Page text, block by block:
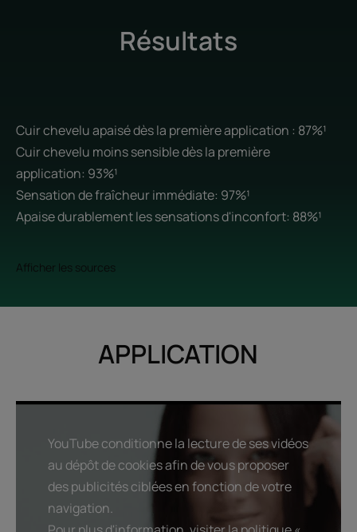
Résultats
Cuir chevelu apaisé dès la première application : 87%¹
Cuir chevelu moins sensible dès la première
application: 93%¹
Sensation de fraîcheur immédiate: 97%¹
Apaise durablement les sensations d'inconfort: 88%¹
Afficher les sources
APPLICATION
YouTube conditionne la lecture de ses vidéos
au dépôt de cookies afin de vous proposer
des publicités ciblées en fonction de votre
navigation.